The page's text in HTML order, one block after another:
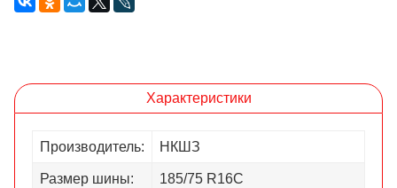
Характеристики
Производитель: НКШЗ
Размер шины: 185/75 R16С